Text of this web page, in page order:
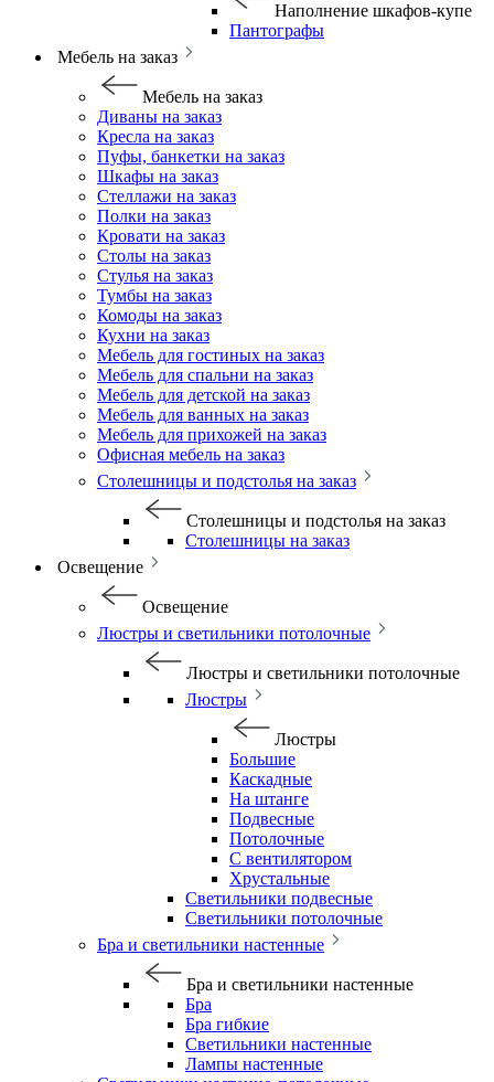
Наполнение шкафов-купе
Пантографы
Мебель на заказ
Мебель на заказ
Диваны на заказ
Кресла на заказ
Пуфы, банкетки на заказ
Шкафы на заказ
Стеллажи на заказ
Полки на заказ
Кровати на заказ
Столы на заказ
Стулья на заказ
Тумбы на заказ
Комоды на заказ
Кухни на заказ
Мебель для гостиных на заказ
Мебель для спальни на заказ
Мебель для детской на заказ
Мебель для ванных на заказ
Мебель для прихожей на заказ
Офисная мебель на заказ
Столешницы и подстолья на заказ
Столешницы и подстолья на заказ
Столешницы на заказ
Освещение
Освещение
Люстры и светильники потолочные
Люстры и светильники потолочные
Люстры
Люстры
Большие
Каскадные
На штанге
Подвесные
Потолочные
С вентилятором
Хрустальные
Светильники подвесные
Светильники потолочные
Бра и светильники настенные
Бра и светильники настенные
Бра
Бра гибкие
Светильники настенные
Лампы настенные